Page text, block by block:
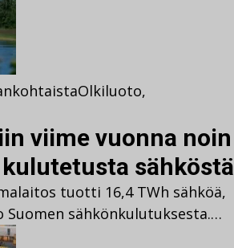
Olkiluoto,
viime vuonna noin
sähköstä
tuotti 16,4 TWh sähköä,
Suomen sähkönkulutuksesta.…